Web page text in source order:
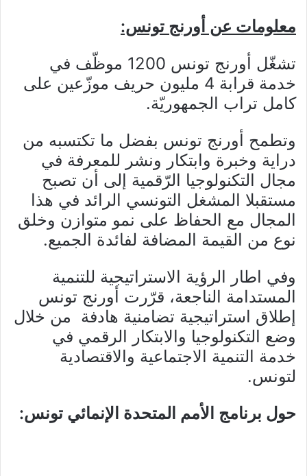
معلومات عن أورنج تونس:
تشغّل أورنج تونس 1200 موظّف في
خدمة قرابة 4 مليون حريف موزّعين على
كامل تراب الجمهوريّة.
وتطمح أورنج تونس بفضل ما تكتسبه من
دراية وخبرة وابتكار ونشر للمعرفة في
مجال التكنولوجيا الرّقمية إلى أن تصبح
مستقبلا المشغل التونسي الرائد في هذا
المجال مع الحفاظ على نمو متوازن وخلق
نوع من القيمة المضافة لفائدة الجميع.
وفي اطار الرؤية الاستراتيجية للتنمية
المستدامة الناجعة، قرّرت أورنج تونس
إطلاق استراتيجية تضامنية هادفة من خلال
وضع التكنولوجيا والابتكار الرقمي في
خدمة التنمية الاجتماعية والاقتصادية
لتونس.
حول برنامج الأمم المتحدة الإنمائي تونس: